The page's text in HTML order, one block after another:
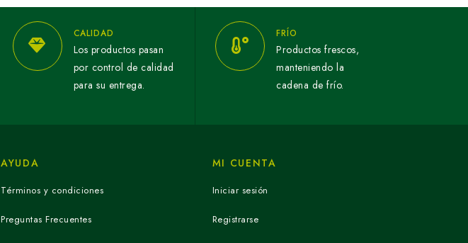
CALIDAD
Los productos pasan
por control de calidad
para su entrega.
FRÍO
Productos frescos,
manteniendo la
cadena de frío.
AYUDA
Términos y condiciones
Preguntas Frecuentes
MI CUENTA
Iniciar sesión
Registrarse